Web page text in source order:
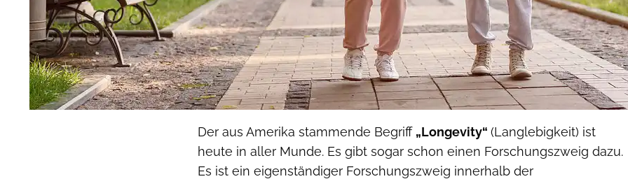
Der aus Amerika stammende Begriff „Longevity“ (Langlebigkeit) ist
heute in aller Munde. Es gibt sogar schon einen Forschungszweig dazu.
Es ist ein eigenständiger Forschungszweig innerhalb der